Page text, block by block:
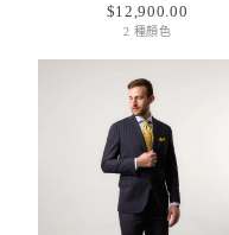
$12,900.00
2 種顏色